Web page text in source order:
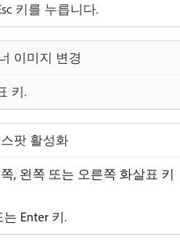
키를 누릅니다.
이미지 변경
키.
팟 활성화
, 왼쪽 또는 오른쪽 화살표 키
Enter 키.